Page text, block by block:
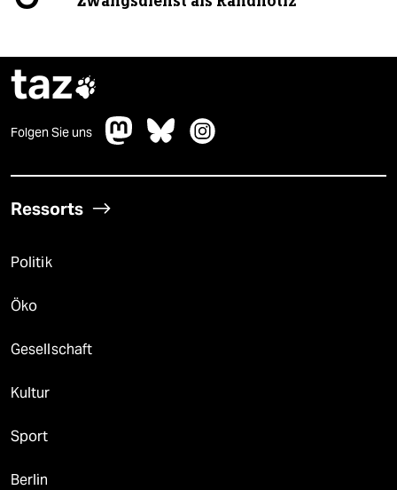
taz
Folgen Sie uns
Ressorts
Politik
Öko
Gesellschaft
Kultur
Sport
Berlin